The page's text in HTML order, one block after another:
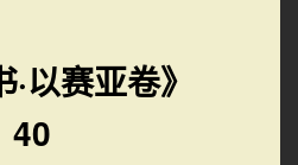
·以赛亚卷》
40